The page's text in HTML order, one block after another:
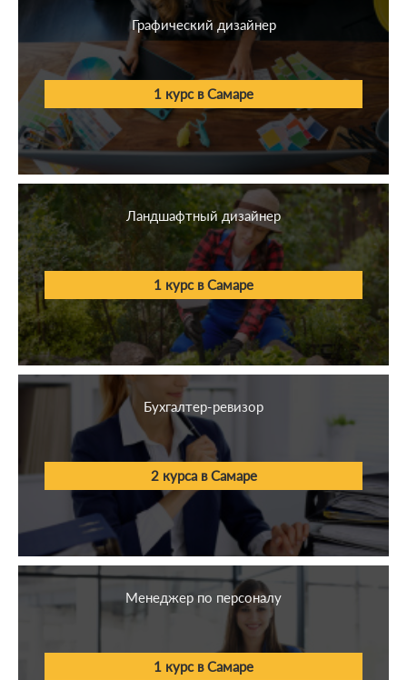
Графический дизайнер
1 курс в Самаре
Ландшафтный дизайнер
1 курс в Самаре
Бухгалтер-ревизор
2 курса в Самаре
Менеджер по персоналу
1 курс в Самаре